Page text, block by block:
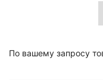
По вашему запросу